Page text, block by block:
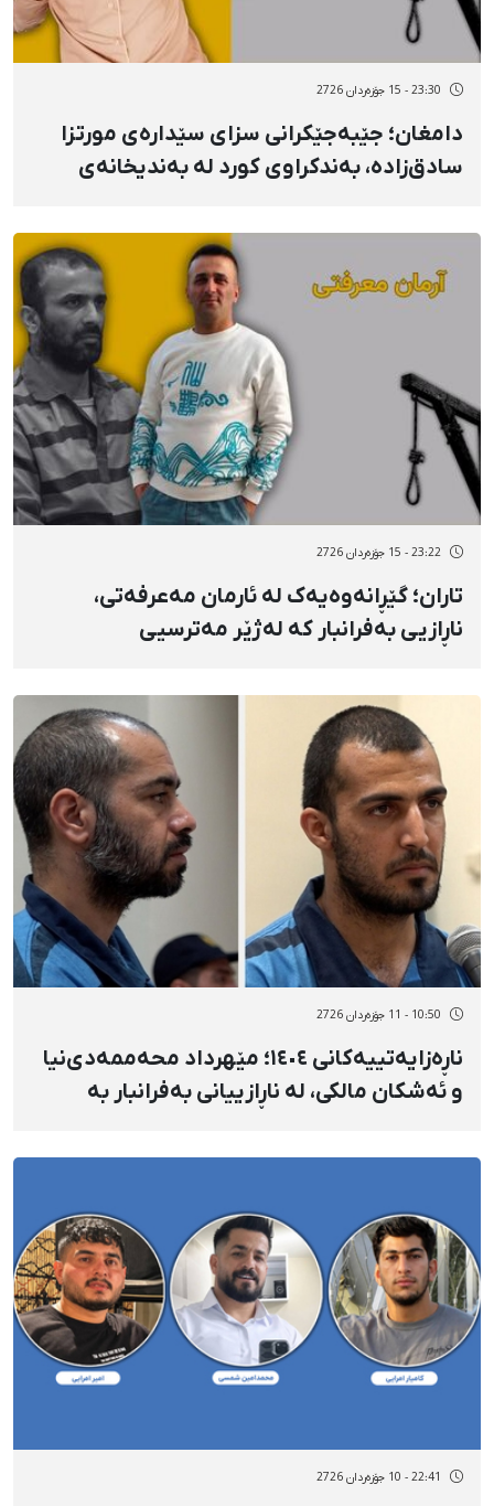
23:30 - 15 جۆزەردان 2726
دامغان؛ جێبەجێکرانی سزای سێدارەی مورتزا
سادق‌زادە، بەندکراوی کورد لە بەندیخانەی
23:22 - 15 جۆزەردان 2726
تاران؛ گێڕانەوەیەک لە ئارمان مەعرفەتی،
ناڕازیی بەفرانبار کە لەژێر مەترسیی
10:50 - 11 جۆزەردان 2726
ناڕەزایەتییەکانی ١٤٠٤؛ مێهرداد محەممەدی‌نیا
و ئەشکان مالکی، لە ناڕازییانی بەفرانبار بە
سیدارە دران
22:41 - 10 جۆزەردان 2726